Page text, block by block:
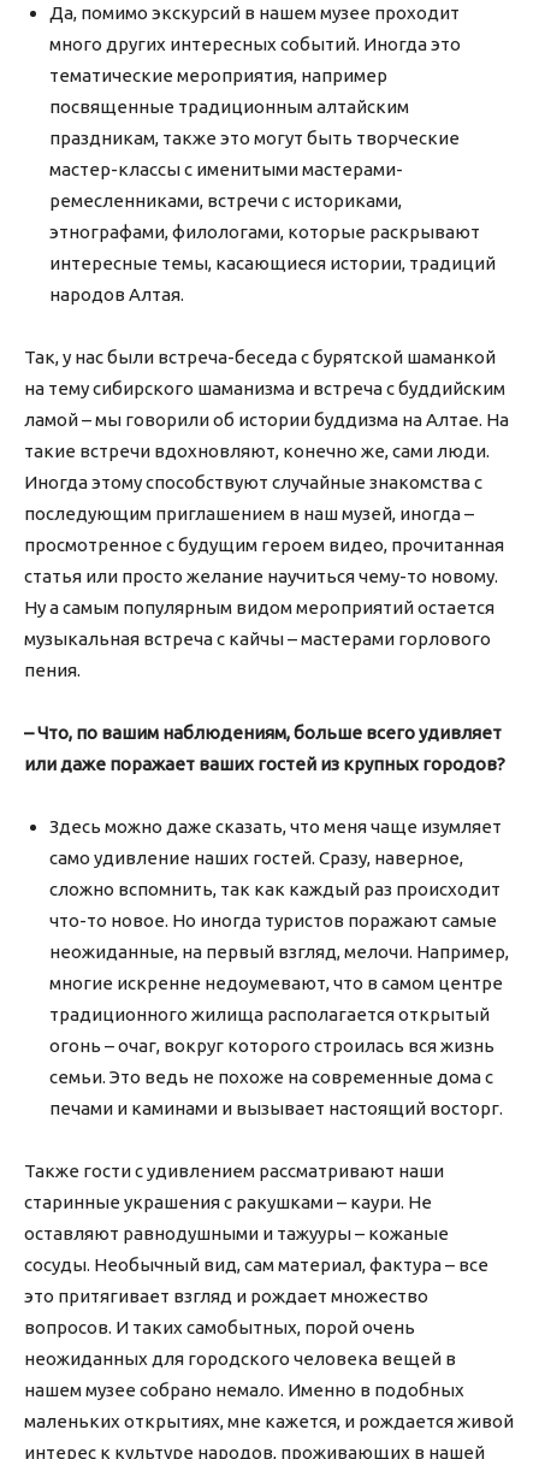
Да, помимо экскурсий в нашем музее проходит
много других интересных событий. Иногда это
тематические мероприятия, например
посвященные традиционным алтайским
праздникам, также это могут быть творческие
мастер-классы с именитыми мастерами-
ремесленниками, встречи с историками,
этнографами, филологами, которые раскрывают
интересные темы, касающиеся истории, традиций
народов Алтая.
Так, у нас были встреча-беседа с бурятской шаманкой
на тему сибирского шаманизма и встреча с буддийским
ламой – мы говорили об истории буддизма на Алтае. На
такие встречи вдохновляют, конечно же, сами люди.
Иногда этому способствуют случайные знакомства с
последующим приглашением в наш музей, иногда –
просмотренное с будущим героем видео, прочитанная
статья или просто желание научиться чему-то новому.
Ну а самым популярным видом мероприятий остается
музыкальная встреча с кайчы – мастерами горлового
пения.
– Что, по вашим наблюдениям, больше всего удивляет
или даже поражает ваших гостей из крупных городов?
Здесь можно даже сказать, что меня чаще изумляет
само удивление наших гостей. Сразу, наверное,
сложно вспомнить, так как каждый раз происходит
что-то новое. Но иногда туристов поражают самые
неожиданные, на первый взгляд, мелочи. Например,
многие искренне недоумевают, что в самом центре
традиционного жилища располагается открытый
огонь – очаг, вокруг которого строилась вся жизнь
семьи. Это ведь не похоже на современные дома с
печами и каминами и вызывает настоящий восторг.
Также гости с удивлением рассматривают наши
старинные украшения с ракушками – каури. Не
оставляют равнодушными и тажууры – кожаные
сосуды. Необычный вид, сам материал, фактура – все
это притягивает взгляд и рождает множество
вопросов. И таких самобытных, порой очень
неожиданных для городского человека вещей в
нашем музее собрано немало. Именно в подобных
маленьких открытиях, мне кажется, и рождается живой
интерес к культуре народов, проживающих в нашей